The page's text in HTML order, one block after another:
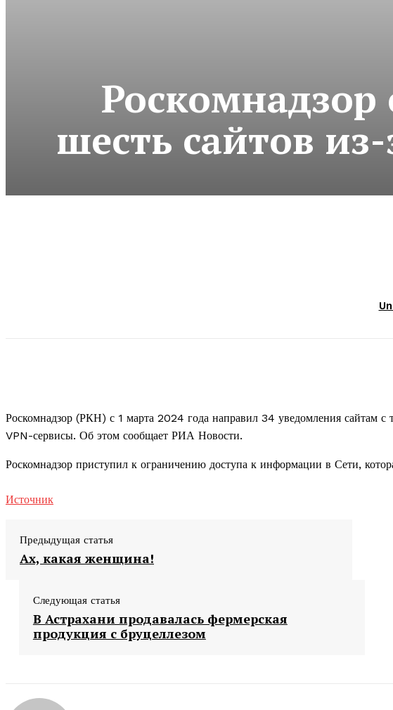
Роскомнадзор
шесть сайтов
Роскомнадзор (РКН) с 1 марта 2024 года направил 34 уведомления сайтам с
VPN-сервисы. Об этом сообщает РИА Новости.
Роскомнадзор приступил к ограничению доступа к информации в Сети,
Источник
Предыдущая статья
Ах, какая женщина!
Следующая статья
В Астрахани продавалась фермерская
продукция с бруцеллезом